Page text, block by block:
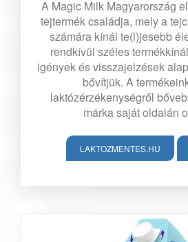
A Magic Milk Magyarország
tejtermék családja, mely a
számára kínál te(l)jesebb
rendkívül széles
igények és visszajelzések
bővítjük. A
laktózérzékenységről
márka saját oldalán
LAKTOZMENTES.HU